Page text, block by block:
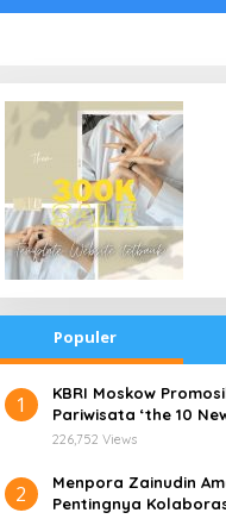
Populer
1
​KBRI Moskow
Pariwisata ‘the 10
226,752 Views
2
​Menpora Zainudin
Pentingnya